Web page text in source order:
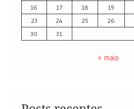
16
17 18 19
23
24 25 26
30
31
« maio